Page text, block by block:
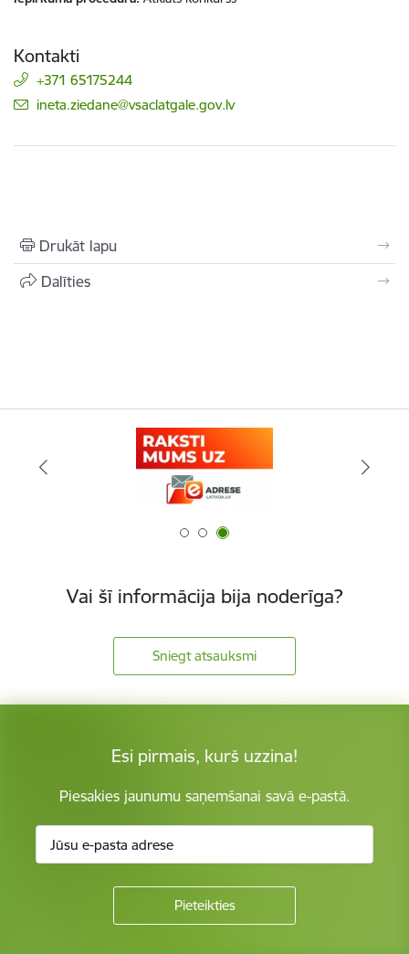
Kontakti
+371 65175244
E-pasts:
ineta.ziedane@vsaclatgale.gov.lv
Drukāt lapu
Dalīties
Vai šī informācija bija noderīga?
Sniegt atsauksmi
Esi pirmais, kurš uzzina!
Piesakies jaunumu saņemšanai savā e-pastā.